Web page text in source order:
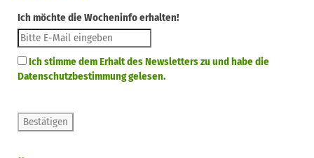
Ich möchte die Wocheninfo erhalten!
Ich stimme dem Erhalt des Newsletters zu und habe die
Datenschutzbestimmung gelesen.